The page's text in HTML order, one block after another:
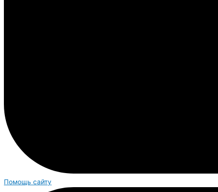
Помощь сайту